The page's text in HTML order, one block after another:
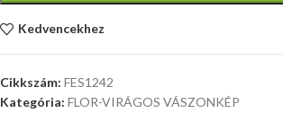
Kedvencekhez
Cikkszám: FES1242
Kategória: FLOR-VIRÁGOS VÁSZONKÉP